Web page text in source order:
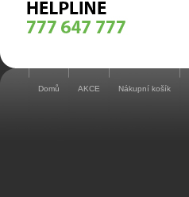
Domů AKCE Nákupní košík